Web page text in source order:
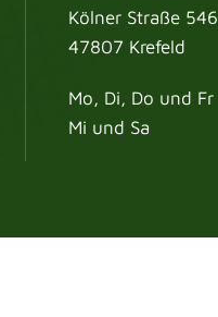
Kölner Straße 546
47807 Krefeld
Mo, Di, Do und Fr
Mi und Sa